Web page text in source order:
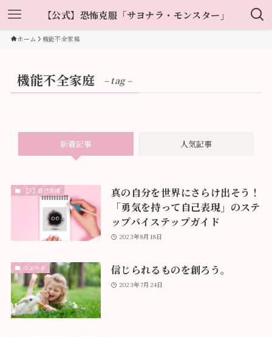
【公式】恐怖克服「サヨナラ・モンスター」
ホーム 機能不全家庭
機能不全家庭 – tag –
新着記事 人気記事
【3】自己表現
真の自分を世界にさらけ出そう！
「勇気を持って自己表現」のステ
ップバイステップガイド
2023年8月18日
つぶやき 信じられるものを創ろう。
2023年7月24日